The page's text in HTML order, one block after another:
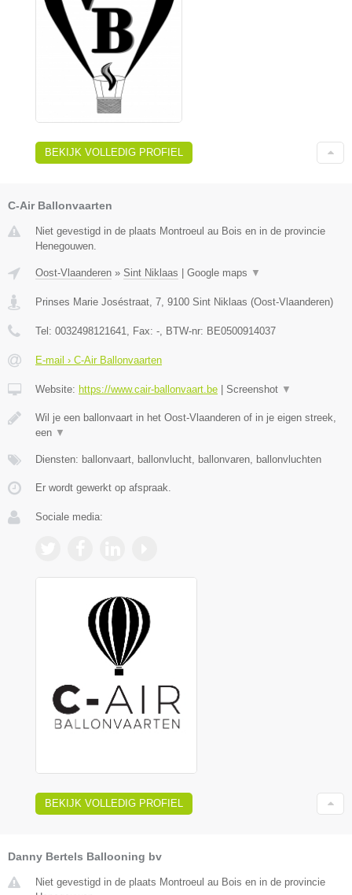
BEKIJK VOLLEDIG PROFIEL
C-Air Ballonvaarten
Niet gevestigd in de plaats Montroeul au Bois en in de provincie
Henegouwen.
Oost-Vlaanderen » Sint Niklaas Google maps ▼
Prinses Marie Joséstraat, 7, 9100 Sint Niklaas (Oost-Vlaanderen)
Tel: 0032498121641, Fax: -, BTW-nr: BE0500914037
E-mail › C-Air Ballonvaarten
Website: https://www.cair-ballonvaart.be Screenshot ▼
Wil je een ballonvaart in het Oost-Vlaanderen of in je eigen streek,
een ▼
Diensten: ballonvaart, ballonvlucht, ballonvaren, ballonvluchten
Er wordt gewerkt op afspraak.
Sociale media:
BEKIJK VOLLEDIG PROFIEL
Danny Bertels Ballooning bv
Niet gevestigd in de plaats Montroeul au Bois en in de provincie